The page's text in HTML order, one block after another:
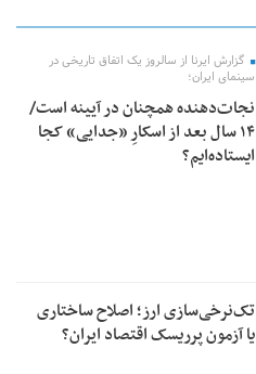
گزارش ایرنا از سالروز یک اتفاق تاریخی در
سینمای ایران؛
نجات‌دهنده‌ همچنان در آیینه است/
۱۴ سال بعد از اسکارِ «جدایی» کجا
ایستاده‌ایم؟
تک‌نرخی‌سازی ارز؛ اصلاح ساختاری
یا آزمون پرریسک اقتصاد ایران؟